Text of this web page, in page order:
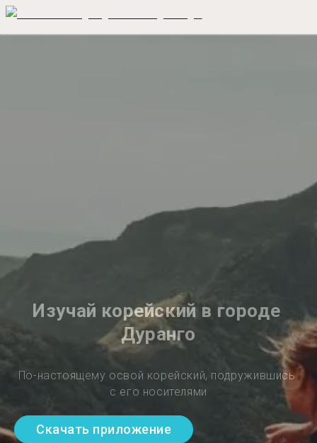
Изучай корейский в городе
Дуранго
По-настоящему освой корейский, подружившись
с его носителями
Скачать приложение